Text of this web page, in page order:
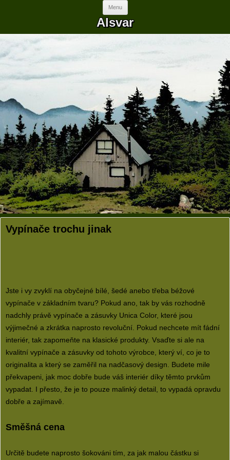
Menu Skip to content
Alsvar
Vypínače trochu jinak
Jste i vy zvyklí na obyčejné bílé, šedé anebo třeba béžové
vypínače v základním tvaru? Pokud ano, tak by vás rozhodně
nadchly právě vypínače a zásuvky Unica Color, které jsou
výjimečné a zkrátka naprosto revoluční. Pokud nechcete mít fádní
interiér, tak zapomeňte na klasické produkty. Vsaďte si ale na
kvalitní vypínače a zásuvky od tohoto výrobce, který ví, co je to
originalita a který se zaměřil na nadčasový design. Budete mile
překvapeni, jak moc dobře bude váš interiér díky těmto prvkům
vypadat. I přesto, že je to pouze malinký detail, to vypadá opravdu
dobře a zajímavě.
Směšná cena
Určitě budete naprosto šokováni tím, za jak malou částku si